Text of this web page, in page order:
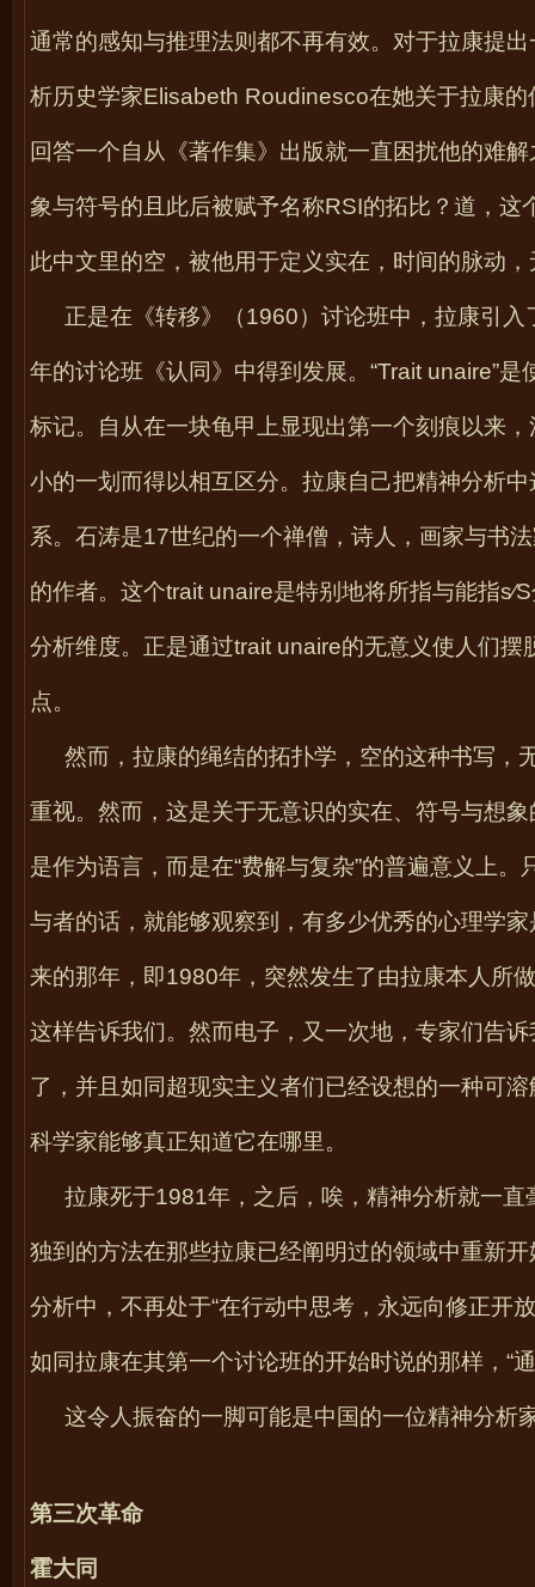
通常的感知与推理法则都不再有效。对于拉康提
析历史学家Elisabeth Roudinesco在她关于拉康的
回答一个自从《著作集》出版就一直困扰他的难解
象与符号的且此后被赋予名称RSI的拓比？道，这
此中文里的空，被他用于定义实在，时间的脉动
正是在《转移》（1960）讨论班中，拉康引入
年的讨论班《认同》中得到发展。“Trait unaire”是
标记。自从在一块龟甲上显现出第一个刻痕以来
小的一划而得以相互区分。拉康自己把精神分析
系。石涛是17世纪的一个禅僧，诗人，画家与书
的作者。这个trait unaire是特别地将所指与能指s∕S
分析维度。正是通过trait unaire的无意义使人们摆
点。
然而，拉康的绳结的拓扑学，空的这种书写，
重视。然而，这是关于无意识的实在、符号与想
是作为语言，而是在“费解与复杂”的普遍意义上
与者的话，就能够观察到，有多少优秀的心理学
来的那年，即1980年，突然发生了由拉康本人所
这样告诉我们。然而电子，又一次地，专家们告
了，并且如同超现实主义者们已经设想的一种可
科学家能够真正知道它在哪里。
拉康死于1981年，之后，唉，精神分析就一
独到的方法在那些拉康已经阐明过的领域中重新
分析中，不再处于“在行动中思考，永远向修正开
如同拉康在其第一个讨论班的开始时说的那样，“
这令人振奋的一脚可能是中国的一位精神分析
第三次革命
霍大同